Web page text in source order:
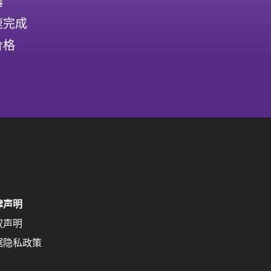
成
格
声明
声明
隐私政策